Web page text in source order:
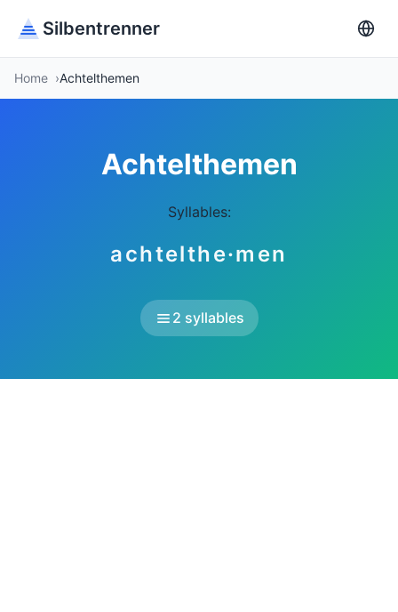
Silbentrenner
Home Achtelthemen
Achtelthemen
Syllables:
achtelthe·men
2 syllables